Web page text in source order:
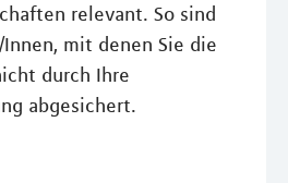
relevant. So sind
mit denen Sie die
durch Ihre
abgesichert.